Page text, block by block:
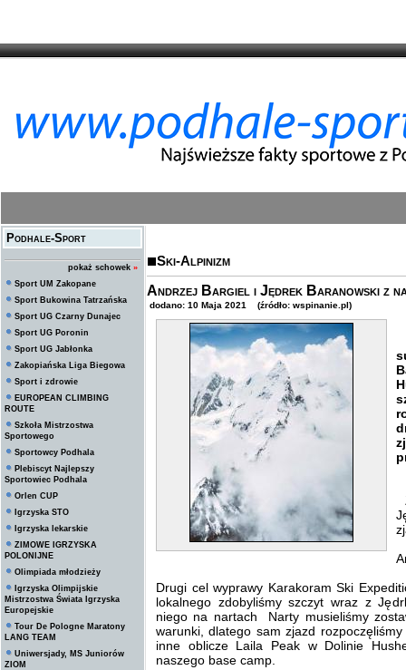
Podhale-Sport
pokaż schowek »
Sport UM Zakopane
Sport Bukowina Tatrzańska
Sport UG Czarny Dunajec
Sport UG Poronin
Sport UG Jabłonka
Zakopiańska Liga Biegowa
Sport i zdrowie
EUROPEAN CLIMBING
ROUTE
Szkoła Mistrzostwa
Sportowego
Sportowcy Podhala
Plebiscyt Najlepszy
Sportowiec Podhala
Orlen CUP
Igrzyska STO
Igrzyska lekarskie
ZIMOWE IGRZYSKA
POLONIJNE
Olimpiada młodzieży
Igrzyska Olimpijskie
Mistrzostwa Świata Igrzyska
Europejskie
Tour De Pologne Maratony
LANG TEAM
Uniwersjady, MS Juniorów
ZIOM
Ski-Alpinizm
Andrzej Bargiel i Jędrek Baranowski z
dodano: 10 Maja 2021 (źródło: wspinanie.pl)
Drugi cel wyprawy Karakoram Ski
lokalnego zdobyliśmy szczyt wraz z
niego na nartach Narty musieliśmy
warunki, dlatego sam zjazd
inne oblicze Laila Peak w Dolinie
naszego base camp.